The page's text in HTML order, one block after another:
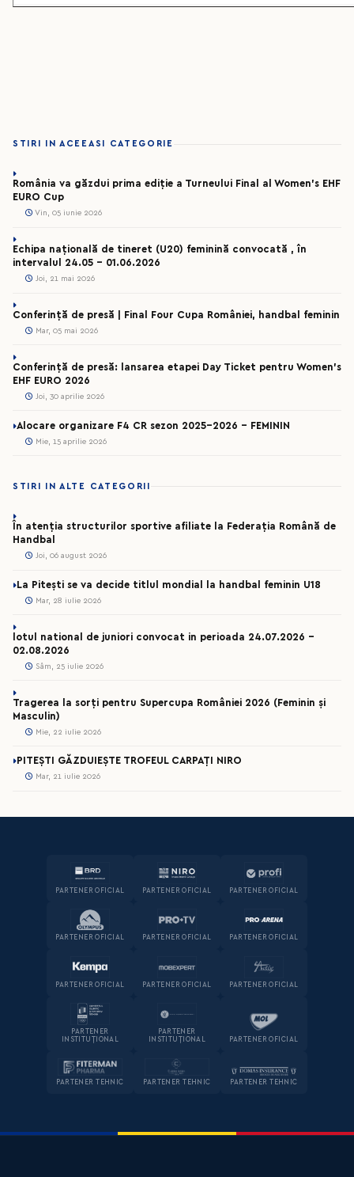
STIRI IN ACEEASI CATEGORIE
România va găzdui prima ediție a Turneului Final al Women’s EHF
EURO Cup
Vin, 05 iunie 2026
Echipa națională de tineret (U20) feminină convocată , în
intervalul 24.05 – 01.06.2026
Joi, 21 mai 2026
Conferință de presă | Final Four Cupa României, handbal feminin
Mar, 05 mai 2026
Conferință de presă: lansarea etapei Day Ticket pentru Women’s
EHF EURO 2026
Joi, 30 aprilie 2026
Alocare organizare F4 CR sezon 2025-2026 - FEMININ
Mie, 15 aprilie 2026
STIRI IN ALTE CATEGORII
În atenția structurilor sportive afiliate la Federația Română de
Handbal
Joi, 06 august 2026
La Pitești se va decide titlul mondial la handbal feminin U18
Mar, 28 iulie 2026
lotul national de juniori convocat in perioada 24.07.2026 –
02.08.2026
Sâm, 25 iulie 2026
Tragerea la sorți pentru Supercupa României 2026 (Feminin și
Masculin)
Mie, 22 iulie 2026
PITEȘTI GĂZDUIEȘTE TROFEUL CARPAȚI NIRO
Mar, 21 iulie 2026
PARTENER OFICIAL PARTENER OFICIAL PARTENER OFICIAL
PARTENER OFICIAL PARTENER OFICIAL PARTENER OFICIAL
PARTENER OFICIAL PARTENER OFICIAL PARTENER OFICIAL
PARTENER
INSTITUȚIONAL
PARTENER
INSTITUȚIONAL
PARTENER OFICIAL
PARTENER TEHNIC PARTENER TEHNIC PARTENER TEHNIC